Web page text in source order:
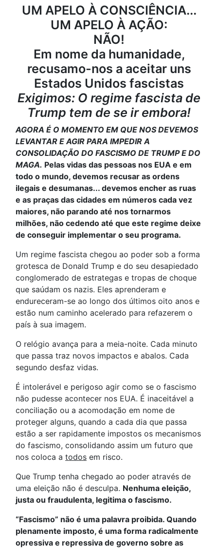
UM APELO À CONSCIÊNCIA...
UM APELO À AÇÃO:
NÃO!
Em nome da humanidade,
recusamo-nos a aceitar uns
Estados Unidos fascistas
Exigimos: O regime fascista de
Trump tem de se ir embora!
AGORA É O MOMENTO EM QUE NOS DEVEMOS
LEVANTAR E AGIR PARA IMPEDIR A
CONSOLIDAÇÃO DO FASCISMO DE TRUMP E DO
MAGA. Pelas vidas das pessoas nos EUA e em
todo o mundo, devemos recusar as ordens
ilegais e desumanas... devemos encher as ruas
e as praças das cidades em números cada vez
maiores, não parando até nos tornarmos
milhões, não cedendo até que este regime deixe
de conseguir implementar o seu programa.
Um regime fascista chegou ao poder sob a forma
grotesca de Donald Trump e do seu desapiedado
conglomerado de estrategas e tropas de choque
que saúdam os nazis. Eles aprenderam e
endureceram-se ao longo dos últimos oito anos e
estão num caminho acelerado para refazerem o
país à sua imagem.
O relógio avança para a meia-noite. Cada minuto
que passa traz novos impactos e abalos. Cada
segundo desfaz vidas.
É intolerável e perigoso agir como se o fascismo
não pudesse acontecer nos EUA. É inaceitável a
conciliação ou a acomodação em nome de
proteger alguns, quando a cada dia que passa
estão a ser rapidamente impostos os mecanismos
do fascismo, consolidando assim um futuro que
nos coloca a todos em risco.
Que Trump tenha chegado ao poder através de
uma eleição não é desculpa. Nenhuma eleição,
justa ou fraudulenta, legitima o fascismo.
“Fascismo” não é uma palavra proibida. Quando
plenamente imposto, é uma forma radicalmente
opressiva e repressiva de governo sobre as